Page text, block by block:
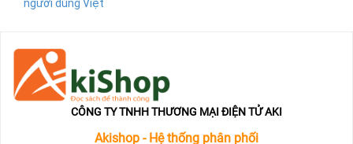
người dùng Việt
CÔNG TY TNHH THƯƠNG MẠI ĐIỆN TỬ AKI
Akishop - Hệ thống phân phối